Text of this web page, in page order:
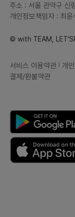
주소 : 서울 관악구 신
개인정보책임자 : 최윤
© with TEAM,
서비스 이용약관 개
결제/환불약관